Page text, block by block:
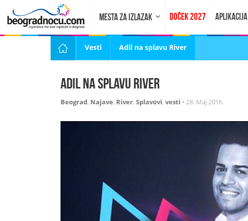
MESTA ZA IZLAZAK DOČEK 2027 APLIKACIJA
Vesti Adil na splavu River
Adil na splavu River
Beograd, Najave, River, Splavovi, vesti • 28. Maj 2016.